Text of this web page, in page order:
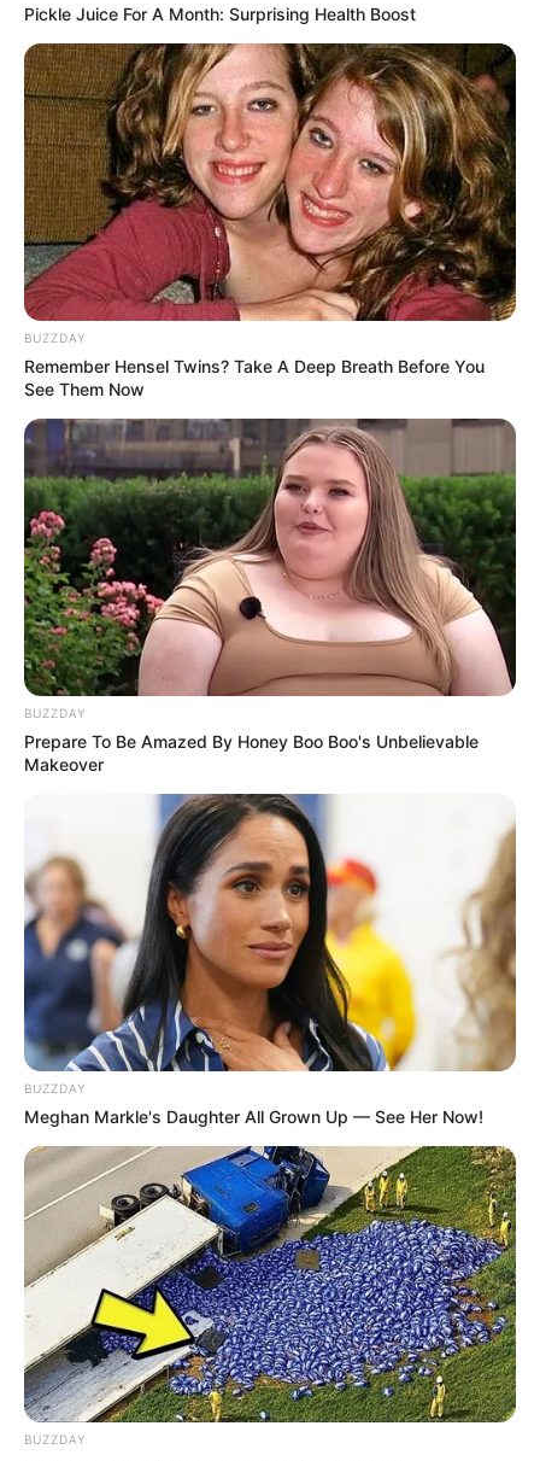
Sun Tree
- /10 (- Votes)
Beri Rating & Review
Edit
Sun Treemerupakan film religi yang tayang 19 Desember 2024.
Film yang dikerjakan dalam kurun waktu kurang lebih sebulan ini,
menggabungkan drama romantis dengan latar belakang pesantren.
Pickle Juice For A Month: Surprising Health Boost
BUZZDAY
Remember Hensel Twins? Take A Deep Breath Before You
See Them Now
BUZZDAY
Prepare To Be Amazed By Honey Boo Boo's Unbelievable
Makeover
BUZZDAY
Meghan Markle's Daughter All Grown Up — See Her Now!
BUZZDAY